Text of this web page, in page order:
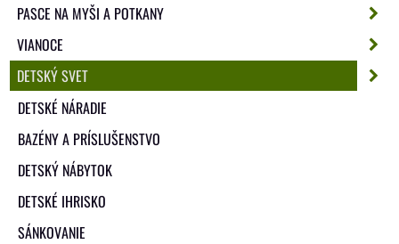
PASCE NA MYŠI A POTKANY
VIANOCE
DETSKÝ SVET
DETSKÉ NÁRADIE
BAZÉNY A PRÍSLUŠENSTVO
DETSKÝ NÁBYTOK
DETSKÉ IHRISKO
SÁNKOVANIE